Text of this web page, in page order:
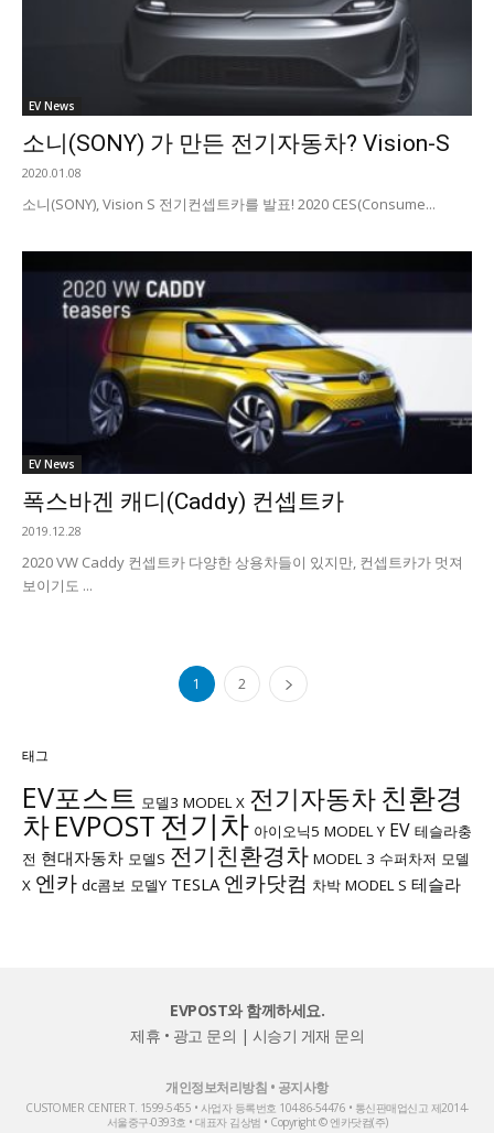
EV News
소니(SONY) 가 만든 전기자동차? Vision-S
2020.01.08
소니(SONY), Vision S 전기컨셉트카를 발표! 2020 CES(Consume...
EV News
폭스바겐 캐디(Caddy) 컨셉트카
2019.12.28
2020 VW Caddy 컨셉트카 다양한 상용차들이 있지만, 컨셉트카가 멋져
보이기도 ...
1 2
태그
EV포스트 모델3 MODEL X 전기자동차친환경
차EVPOST 전기차 아이오닉5 MODEL Y EV 테슬라충
전 현대자동차 모델S 전기친환경차 MODEL 3 수퍼차저 모델
X 엔카 dc콤보 모델Y TESLA 엔카닷컴 차박 MODEL S 테슬라
EVPOST와 함께하세요.
제휴 • 광고 문의 | 시승기 게재 문의
개인정보처리방침 • 공지사항
CUSTOMER CENTER T. 1599-5455 • 사업자 등록번호 104-86-54476 • 통신판매업신고 제2014-
서울중구-0393호 • 대표자 김상범 • Copyright © 엔카닷컴(주)